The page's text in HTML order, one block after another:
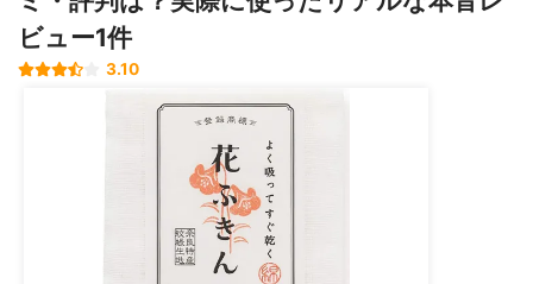
ビュー1件
3.10